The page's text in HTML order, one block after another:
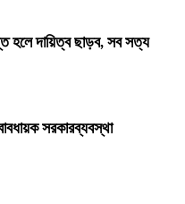
হলে দায়িত্ব ছাড়ব, সব সত্য
সরকারব্যবস্থা